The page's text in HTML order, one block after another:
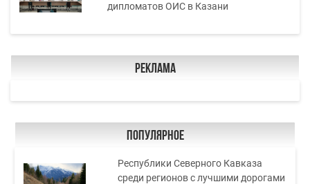
дипломатов ОИС в Казани
Реклама
Популярное
Республики Северного Кавказа
среди регионов с лучшими дорогами